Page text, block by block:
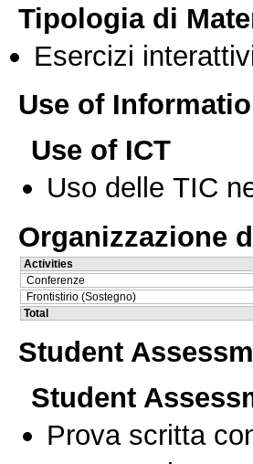
Tipologia di
Esercizi
Use of
Use of ICT
Uso delle TIC
Organizzazione
Activities
Conferenze
Frontistirio (Sostegno)
Total
Student
Student
Prova scritta